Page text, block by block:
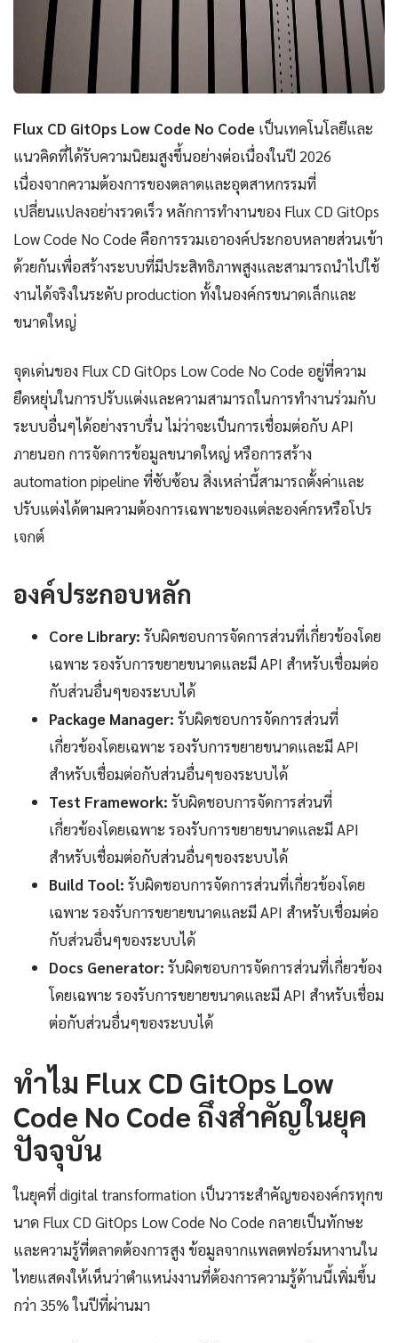
Flux CD GitOps Low Code No Code เป็นเทคโนโลยีและ
แนวคิดที่ได้รับความนิยมสูงขึ้นอย่างต่อเนื่องในปี 2026
เนื่องจากความต้องการของตลาดและอุตสาหกรรมที่
เปลี่ยนแปลงอย่างรวดเร็ว หลักการทำงานของ Flux CD GitOps
Low Code No Code คือการรวมเอาองค์ประกอบหลายส่วนเข้า
ด้วยกันเพื่อสร้างระบบที่มีประสิทธิภาพสูงและสามารถนำไปใช้
งานได้จริงในระดับ production ทั้งในองค์กรขนาดเล็กและ
ขนาดใหญ่
จุดเด่นของ Flux CD GitOps Low Code No Code อยู่ที่ความ
ยืดหยุ่นในการปรับแต่งและความสามารถในการทำงานร่วมกับ
ระบบอื่นๆได้อย่างราบรื่น ไม่ว่าจะเป็นการเชื่อมต่อกับ API
ภายนอก การจัดการข้อมูลขนาดใหญ่ หรือการสร้าง
automation pipeline ที่ซับซ้อน สิ่งเหล่านี้สามารถตั้งค่าและ
ปรับแต่งได้ตามความต้องการเฉพาะของแต่ละองค์กรหรือโปร
เจกต์
องค์ประกอบหลัก
Core Library: รับผิดชอบการจัดการส่วนที่เกี่ยวข้องโดย
เฉพาะ รองรับการขยายขนาดและมี API สำหรับเชื่อมต่อ
กับส่วนอื่นๆของระบบได้
Package Manager: รับผิดชอบการจัดการส่วนที่
เกี่ยวข้องโดยเฉพาะ รองรับการขยายขนาดและมี API
สำหรับเชื่อมต่อกับส่วนอื่นๆของระบบได้
Test Framework: รับผิดชอบการจัดการส่วนที่
เกี่ยวข้องโดยเฉพาะ รองรับการขยายขนาดและมี API
สำหรับเชื่อมต่อกับส่วนอื่นๆของระบบได้
Build Tool: รับผิดชอบการจัดการส่วนที่เกี่ยวข้องโดย
เฉพาะ รองรับการขยายขนาดและมี API สำหรับเชื่อมต่อ
กับส่วนอื่นๆของระบบได้
Docs Generator: รับผิดชอบการจัดการส่วนที่เกี่ยวข้อง
โดยเฉพาะ รองรับการขยายขนาดและมี API สำหรับเชื่อม
ต่อกับส่วนอื่นๆของระบบได้
ทำไม Flux CD GitOps Low
Code No Code ถึงสำคัญในยุค
ปัจจุบัน
ในยุคที่ digital transformation เป็นวาระสำคัญขององค์กรทุกข
นาด Flux CD GitOps Low Code No Code กลายเป็นทักษะ
และความรู้ที่ตลาดต้องการสูง ข้อมูลจากแพลตฟอร์มหางานใน
ไทยแสดงให้เห็นว่าตำแหน่งงานที่ต้องการความรู้ด้านนี้เพิ่มขึ้น
กว่า 35% ในปีที่ผ่านมา